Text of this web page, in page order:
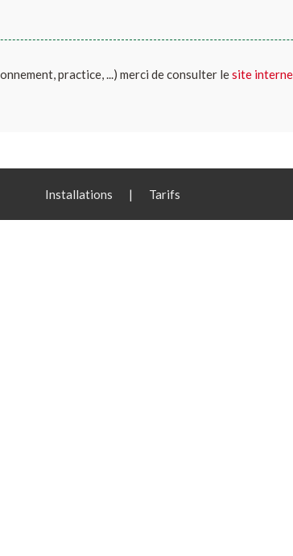
practice, ...) merci de consulter lesite
Installations | Tarifs